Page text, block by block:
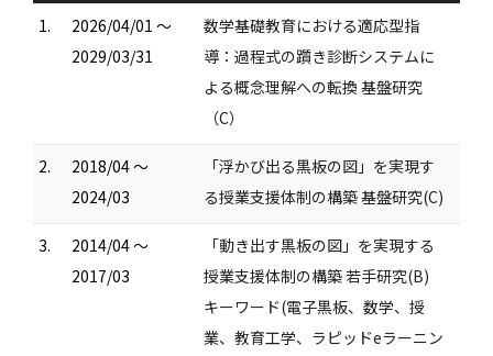
1.
2026/04/01 ～
2029/03/31
数学基礎教育における適応型指
導：過程式の躓き診断システムに
よる概念理解への転換 基盤研究
（C）
2.
2018/04 ～
2024/03
「浮かび出る黒板の図」を実現す
る授業支援体制の構築 基盤研究(C)
3.
2014/04 ～
2017/03
「動き出す黒板の図」を実現する
授業支援体制の構築 若手研究(B)
キーワード(電子黒板、数学、授
業、教育工学、ラピッドeラーニン